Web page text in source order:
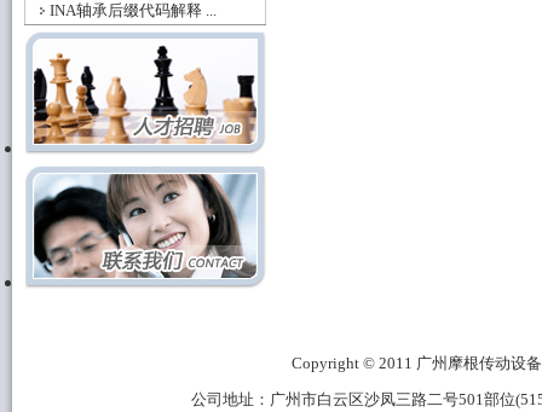
INA轴承后缀代码解释 ...
Copyright © 2011 广州摩根传动设
公司地址：广州市白云区沙凤三路二号501部位